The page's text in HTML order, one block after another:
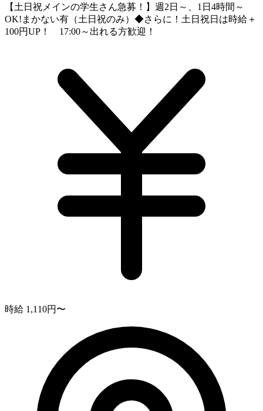
【土日祝メインの学生さん急募！】週2日～、1日4時間～
OK!まかない有（土日祝のみ）◆さらに！土日祝日は時給＋
100円UP！ 17:00～出れる方歓迎！
時給 1,110円〜